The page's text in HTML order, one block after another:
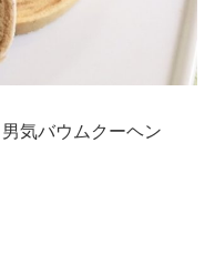
気バウムクーヘン